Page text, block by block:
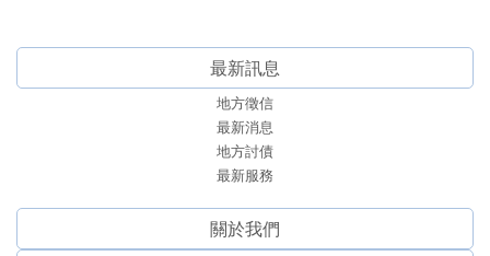
最新訊息
地方徵信
最新消息
地方討債
最新服務
關於我們